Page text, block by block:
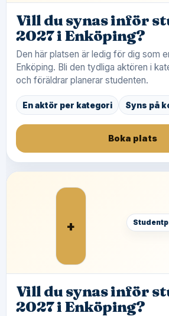
Vill du synas inför
2027 i Enköping?
Den här platsen är ledig för dig som
Enköping. Bli den tydliga aktören i
och föräldrar planerar studenten.
En aktör per kategori Syns på
Boka plats
+
Vill du synas inför
2027 i Enköping?